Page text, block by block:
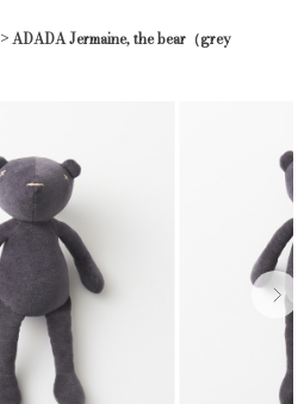
> ADADA Jermaine, the bear（grey